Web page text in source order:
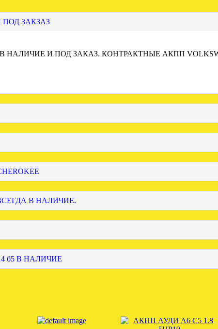
ПОД ЗАКЗАЗ
И ПОД ЗАКАЗ. КОНТРАКТНЫЕ АКПП
В НАЛИЧИЕ.
б5 В НАЛИЧИЕ